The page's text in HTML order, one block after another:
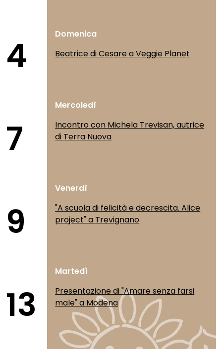
4
Domenica
Beatrice di Cesare a Veggie Planet
7
Mercoledì
Incontro con Michela Trevisan, autrice
di Terra Nuova
9
Venerdì
"A scuola di felicità e decrescita. Alice
project" a Trevignano
13
Martedì
Presentazione di "Amare senza farsi
male" a Modena